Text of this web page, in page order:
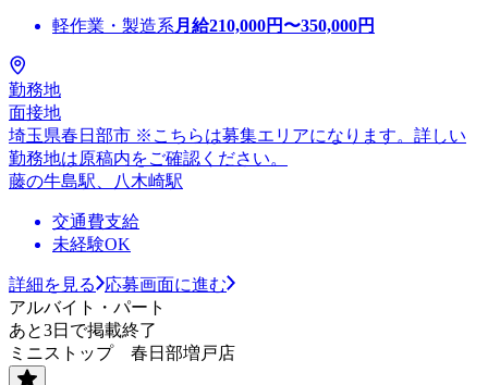
軽作業・製造系 月給210,000円〜350,000円
勤務地
面接地
埼玉県春日部市 ※こちらは募集エリアになります。詳しい
勤務地は原稿内をご確認ください。
藤の牛島駅、八木崎駅
交通費支給
未経験OK
詳細を見る
応募画面に進む
アルバイト・パート
あと3日で掲載終了
ミニストップ 春日部増戸店